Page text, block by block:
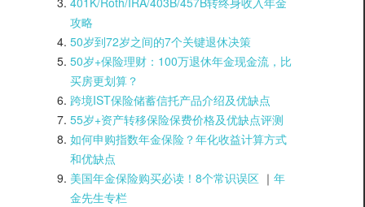
攻略
50岁到72岁之间的7个关键退休决策
50岁+保险理财：100万退休年金现金流，比
买房更划算？
跨境IST保险储蓄信托产品介绍及优缺点
55岁+资产转移保险保费价格及优缺点评测
如何申购指数年金保险？年化收益计算方式
和优缺点
美国年金保险购买必读！8个常识误区 ｜ 年
金先生专栏